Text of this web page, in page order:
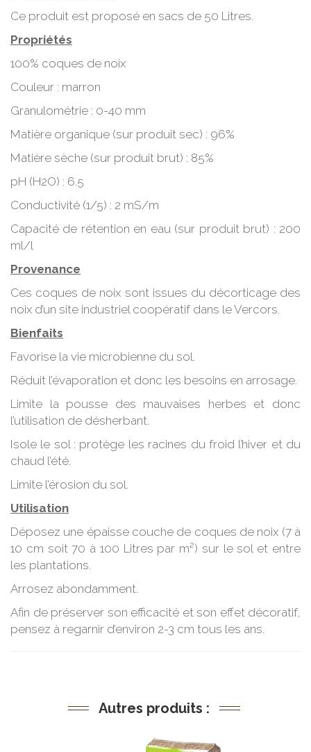
Ce produit est proposé en sacs de 50 Litres.
Propriétés
100% coques de noix
Couleur : marron
Granulométrie : 0-40 mm
Matière organique (sur produit sec) : 96%
Matière sèche (sur produit brut) : 85%
pH (H2O) : 6.5
Conductivité (1/5) : 2 mS/m
Capacité de rétention en eau (sur produit brut) : 200
ml/l
Provenance
Ces coques de noix sont issues du décorticage des
noix d’un site industriel coopératif dans le Vercors.
Bienfaits
Favorise la vie microbienne du sol.
Réduit l’évaporation et donc les besoins en arrosage.
Limite la pousse des mauvaises herbes et donc
l’utilisation de désherbant.
Isole le sol : protège les racines du froid l’hiver et du
chaud l’été.
Limite l’érosion du sol.
Utilisation
Déposez une épaisse couche de coques de noix (7 à
10 cm soit 70 à 100 Litres par m²) sur le sol et entre
les plantations.
Arrosez abondamment.
Afin de préserver son efficacité et son effet décoratif,
pensez à regarnir d’environ 2-3 cm tous les ans.
Autres produits :